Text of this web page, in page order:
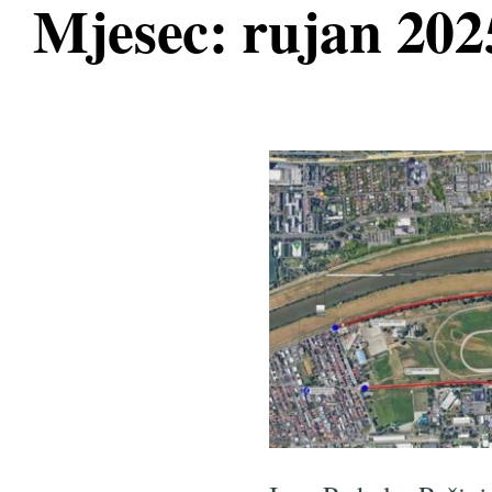
Mjesec: rujan